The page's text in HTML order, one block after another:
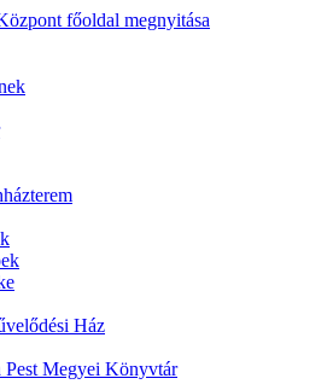
Ház
Pest Megyei Könyvtár